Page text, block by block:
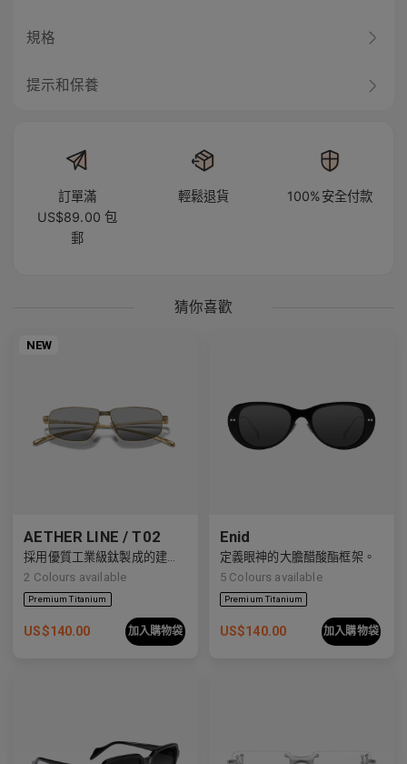
規格
提示和保養
訂單滿
US$89.00 包
郵
輕鬆退貨 100%安全付款
猜你喜歡
NEW
AETHER LINE / T02
採用優質工業級鈦製成的建築矩形結構。
2 Colours available
US$140.00 加入購物袋
Enid
定義眼神的大膽醋酸酯框架。
5 Colours available
US$140.00 加入購物袋